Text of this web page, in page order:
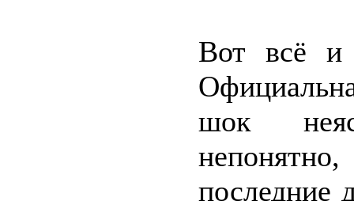
Вот всё и
шок
последние